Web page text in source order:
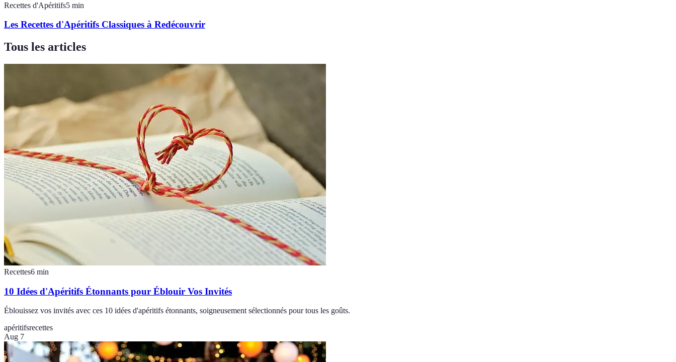
Recettes d'Apéritifs5 min
Les Recettes d'Apéritifs Classiques à Redécouvrir
Tous les articles
Recettes6 min
10 Idées d'Apéritifs Étonnants pour Éblouir Vos Invités
Éblouissez vos invités avec ces 10 idées d'apéritifs étonnants, soigneusement sélectionnés pour tous les goûts.
apéritifsrecettes
Aug 7